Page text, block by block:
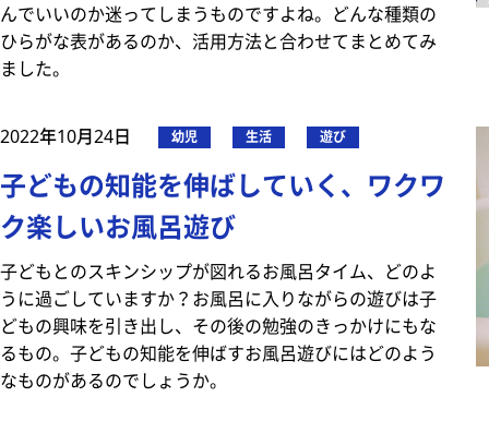
んでいいのか迷ってしまうものですよね。どんな種類の
ひらがな表があるのか、活用方法と合わせてまとめてみ
ました。
2022年10月24日 幼児 生活 遊び
子どもの知能を伸ばしていく、ワクワ
ク楽しいお風呂遊び
子どもとのスキンシップが図れるお風呂タイム、どのよ
うに過ごしていますか？お風呂に入りながらの遊びは子
どもの興味を引き出し、その後の勉強のきっかけにもな
るもの。子どもの知能を伸ばすお風呂遊びにはどのよう
なものがあるのでしょうか。